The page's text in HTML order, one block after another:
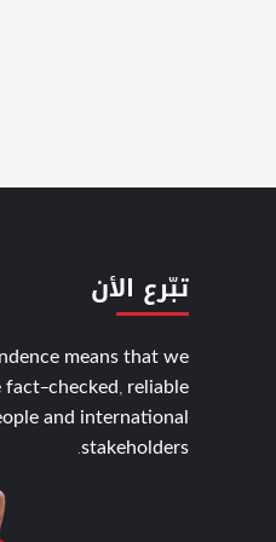
تبّرع الأن
means that we
checked, reliable
and international
stakeholders.